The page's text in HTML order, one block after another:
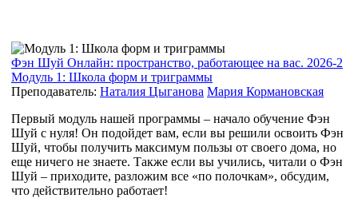
Фэн Шуй Онлайн: пространство, работающее на вас. 2026-2
Модуль 1: Школа форм и триграммы
Преподаватель: Наталия Цыганова Мария Кормановская
Первый модуль нашей программы – начало обучение Фэн
Шуй с нуля! Он подойдет вам, если вы решили освоить Фэн
Шуй, чтобы получить максимум пользы от своего дома, но
еще ничего не знаете. Также если вы учились, читали о Фэн
Шуй – приходите, разложим все «по полочкам», обсудим,
что действительно работает!